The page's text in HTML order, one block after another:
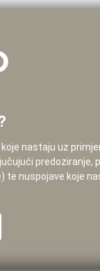
nastaju uz
predoziranje,
te nuspojave koje